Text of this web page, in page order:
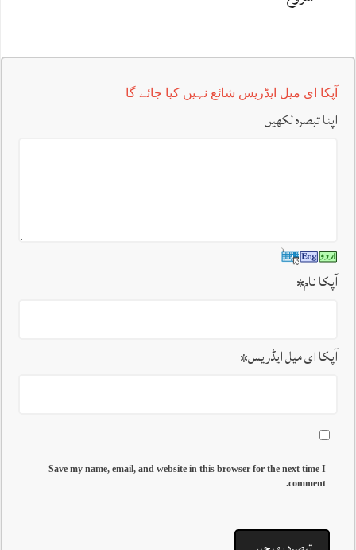
آپکا ای میل ایڈریس شائع نہیں کیا جائے گا
اپنا تبصرہ لکھیں
آپکا نام*
آپکا ای میل ایڈریس*
Save my name, email, and website in this browser for the next time I
comment.